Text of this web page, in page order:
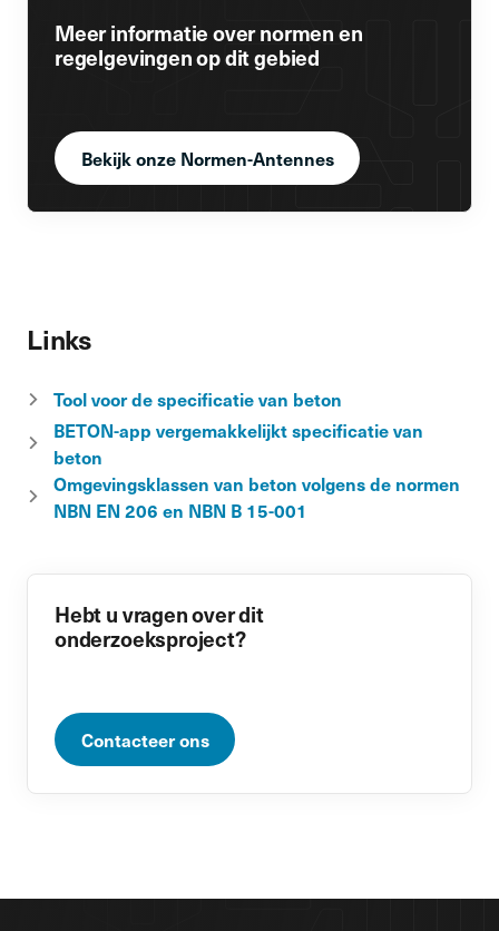
Meer informatie over normen en
regelgevingen op dit gebied
Bekijk onze Normen-Antennes
Links
Tool voor de specificatie van beton
BETON-app vergemakkelijkt specificatie van
beton
Omgevingsklassen van beton volgens de normen
NBN EN 206 en NBN B 15-001
Hebt u vragen over dit
onderzoeksproject?
Contacteer ons